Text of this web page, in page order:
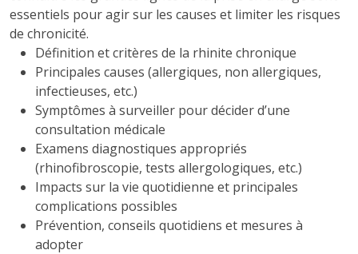
essentiels pour agir sur les causes et limiter les risques
de chronicité.
Définition et critères de la rhinite chronique
Principales causes (allergiques, non allergiques,
infectieuses, etc.)
Symptômes à surveiller pour décider d’une
consultation médicale
Examens diagnostiques appropriés
(rhinofibroscopie, tests allergologiques, etc.)
Impacts sur la vie quotidienne et principales
complications possibles
Prévention, conseils quotidiens et mesures à
adopter